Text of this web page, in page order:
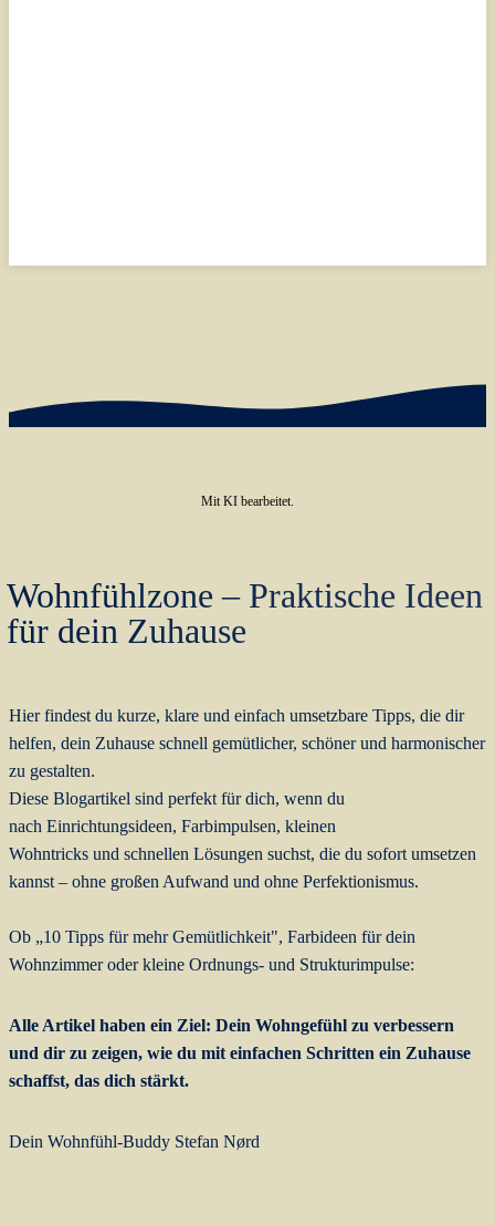
Mit KI bearbeitet.
Wohnfühlzone – Praktische Ideen
für dein Zuhause
Hier findest du kurze, klare und einfach umsetzbare Tipps, die dir
helfen, dein Zuhause schnell gemütlicher, schöner und harmonischer
zu gestalten.
Diese Blogartikel sind perfekt für dich, wenn du
nach Einrichtungsideen, Farbimpulsen, kleinen
Wohntricks und schnellen Lösungen suchst, die du sofort umsetzen
kannst – ohne großen Aufwand und ohne Perfektionismus.
Ob „10 Tipps für mehr Gemütlichkeit", Farbideen für dein
Wohnzimmer oder kleine Ordnungs- und Strukturimpulse:
Alle Artikel haben ein Ziel: Dein Wohngefühl zu verbessern
und dir zu zeigen, wie du mit einfachen Schritten ein Zuhause
schaffst, das dich stärkt.
Dein Wohnfühl-Buddy Stefan Nørd